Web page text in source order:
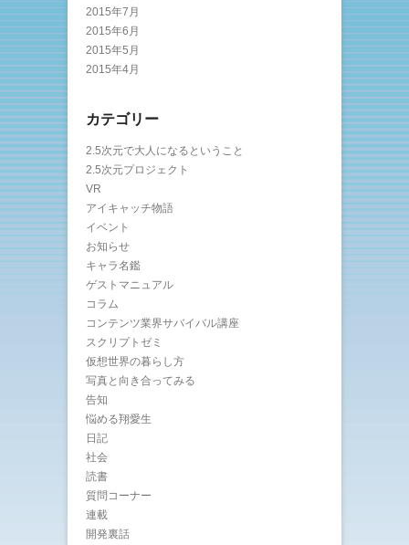
2015年7月
2015年6月
2015年5月
2015年4月
カテゴリー
2.5次元で大人になるということ
2.5次元プロジェクト
VR
アイキャッチ物語
イベント
お知らせ
キャラ名鑑
ゲストマニュアル
コラム
コンテンツ業界サバイバル講座
スクリプトゼミ
仮想世界の暮らし方
写真と向き合ってみる
告知
悩める翔愛生
日記
社会
読書
質問コーナー
連載
開発裏話